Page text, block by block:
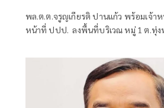
พล.ต.ต.จรูญเกียรติ ปานแก้ว พร้อมเจ้าห
หน้าที่ ปปป. ลงพื้นที่บริเวณ หมู่ 1 ต.ทุ่งห
ภูเก็ต เพื่อหาหลักฐานเพิ่มเติม